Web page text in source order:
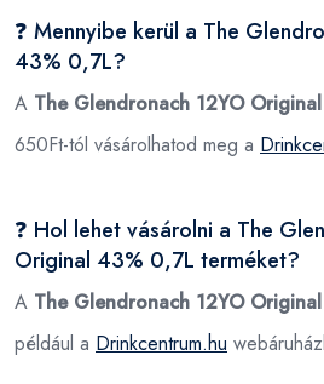
❓ Mennyibe kerül a The
43% 0,7L?
A The Glendronach 12YO
650Ft-tól vásárolhatod meg a
❓ Hol lehet vásárolni a The
Original 43% 0,7L terméket?
A The Glendronach 12YO
például a Drinkcentrum.hu